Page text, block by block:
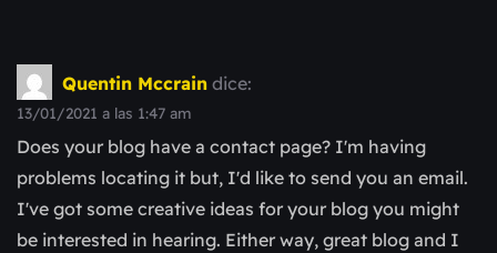
Quentin Mccrain dice:
13/01/2021 a las 1:47 am
Does your blog have a contact page? I'm having
problems locating it but, I'd like to send you an email.
I've got some creative ideas for your blog you might
be interested in hearing. Either way, great blog and I